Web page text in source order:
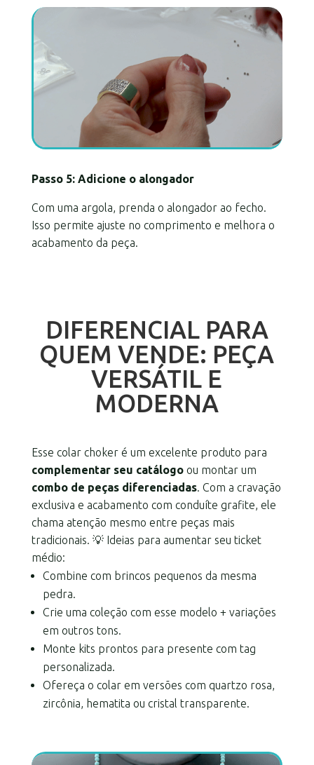
Passo 5: Adicione o alongador
Com uma argola, prenda o alongador ao fecho.
Isso permite ajuste no comprimento e melhora o
acabamento da peça.
DIFERENCIAL PARA
QUEM VENDE: PEÇA
VERSÁTIL E
MODERNA
Esse colar choker é um excelente produto para
complementar seu catálogoou montar um
combo de peças diferenciadas. Com a cravação
exclusiva e acabamento com conduíte grafite, ele
chama atenção mesmo entre peças mais
tradicionais. 💡 Ideias para aumentar seu ticket
médio:
Combine com brincos pequenos da mesma
pedra.
Crie uma coleção com esse modelo + variações
em outros tons.
Monte kits prontos para presente com tag
personalizada.
Ofereça o colar em versões com quartzo rosa,
zircônia, hematita ou cristal transparente.